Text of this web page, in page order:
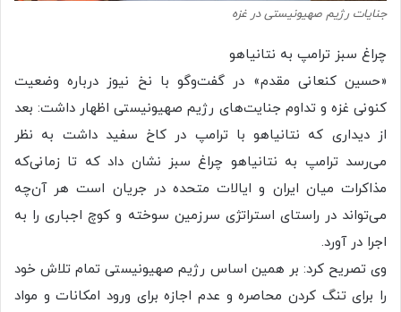
جنایات رژیم صهیونیستی در غزه
چراغ سبز ترامپ به نتانیاهو
«حسین کنعانی مقدم» در گفت‌وگو با نخ نیوز درباره وضعیت
کنونی غزه و تداوم جنایت‌های رژیم صهیونیستی اظهار داشت: بعد
از دیداری که نتانیاهو با ترامپ در کاخ سفید داشت به نظر
می‌رسد ترامپ به نتانیاهو چراغ سبز نشان داد که تا زمانی‌که
مذاکرات میان ایران و ایالات متحده در جریان است هر آن‌چه
می‌تواند در راستای استراتژی سرزمین سوخته و کوچ اجباری را به
اجرا در آورد.
وی تصریح کرد: بر همین اساس رژیم صهیونیستی تمام تلاش خود
را برای تنگ کردن محاصره و عدم اجازه برای ورود امکانات و مواد